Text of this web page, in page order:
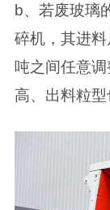
b、若废玻璃
碎机，其进
吨之间任意
高、出料粒型